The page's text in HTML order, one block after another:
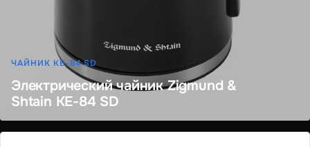
ЧАЙНИК KE-84 SD
Электрический чайник Zigmund &
Shtain KE-84 SD